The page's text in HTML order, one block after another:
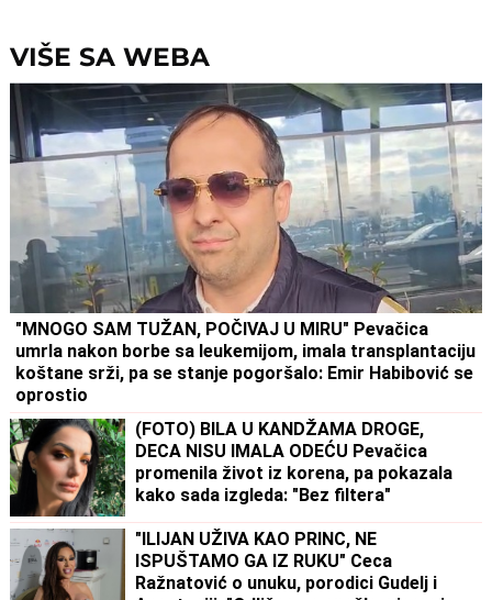
VIŠE SA WEBA
"MNOGO SAM TUŽAN, POČIVAJ U MIRU" Pevačica
umrla nakon borbe sa leukemijom, imala transplantaciju
koštane srži, pa se stanje pogoršalo: Emir Habibović se
oprostio
(FOTO) BILA U KANDŽAMA DROGE,
DECA NISU IMALA ODEĆU Pevačica
promenila život iz korena, pa pokazala
kako sada izgleda: "Bez filtera"
"ILIJAN UŽIVA KAO PRINC, NE
ISPUŠTAMO GA IZ RUKU" Ceca
Ražnatović o unuku, porodici Gudelj i